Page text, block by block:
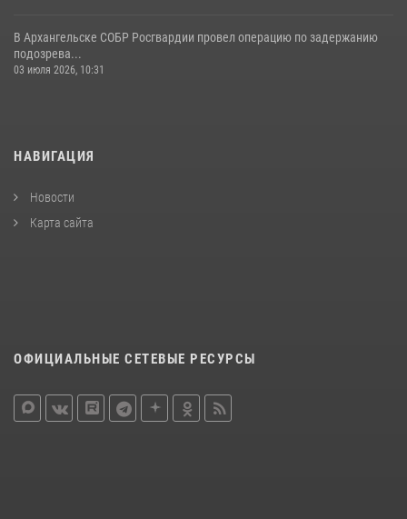
В Архангельске СОБР Росгвардии провел операцию по задержанию
подозрева...
03 июля 2026, 10:31
НАВИГАЦИЯ
Новости
Карта сайта
ОФИЦИАЛЬНЫЕ СЕТЕВЫЕ РЕСУРСЫ